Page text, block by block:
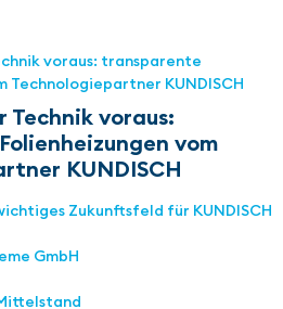
Technik voraus:
vom
KUNDISCH
Zukunftsfeld für KUNDISCH
GmbH